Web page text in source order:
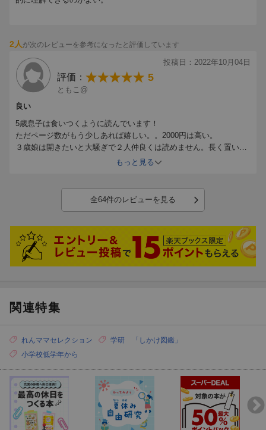
2人が次のレビューを参考になったと評価しています
投稿日：2022年10月04日
評価： 5
ともこ@
良い
5歳息子は食いつくように読んでいます！
ただページ数がもう少しあれば嬉しい。。2000円は高い。
３歳娘は開きたいと大騒ぎで２人仲良くは読めません。長く置いて
おきたい絵本です。からだの仕組みシリーズはこれ１冊あれば満
もっと見る
全64件のレビューを見る
関連特集
れんママセレクション
学研 「しかけ図鑑」
小学校低学年から